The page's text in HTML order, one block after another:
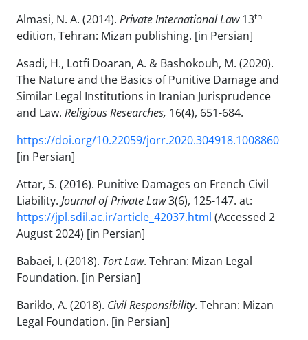
Almasi, N. A. (2014). Private International Law13th
edition, Tehran: Mizan publishing. [in Persian]
Asadi, H., Lotfi Doaran, A. & Bashokouh, M. (2020).
The Nature and the Basics of Punitive Damage and
Similar Legal Institutions in Iranian Jurisprudence
and Law. Religious Researches, 16(4), 651-684.
https://doi.org/10.22059/jorr.2020.304918.1008860
[in Persian]
Attar, S. (2016). Punitive Damages on French Civil
Liability. Journal of Private Law3(6), 125-147. at:
https://jpl.sdil.ac.ir/article_42037.html (Accessed 2
August 2024) [in Persian]
Babaei, I. (2018). Tort Law. Tehran: Mizan Legal
Foundation. [in Persian]
Bariklo, A. (2018). Civil Responsibility. Tehran: Mizan
Legal Foundation. [in Persian]